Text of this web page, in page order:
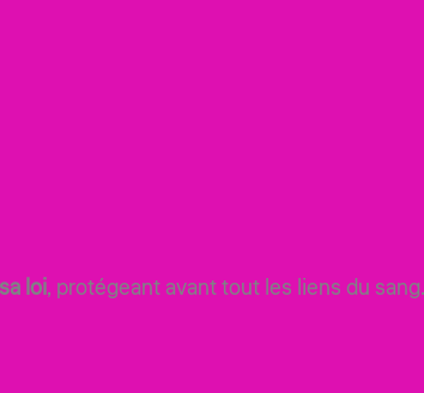
loi, protégeant avant tout les liens du sang.